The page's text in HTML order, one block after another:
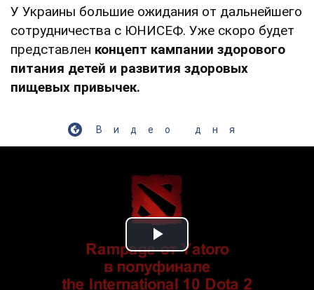
У Украины большие ожидания от дальнейшего
сотрудничества с ЮНИСЕФ. Уже скоро будет
представлен концепт кампании здорового
питания детей и развития здоровых
пищевых привычек.
Видео дня
Play Video